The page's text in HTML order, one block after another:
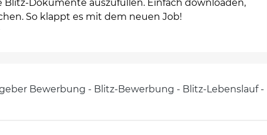
Blitz-Dokumente auszufüllen. Einfach downloaden,
So klappt es mit dem neuen Job!
Bewerbung - Blitz-Bewerbung - Blitz-Lebenslauf